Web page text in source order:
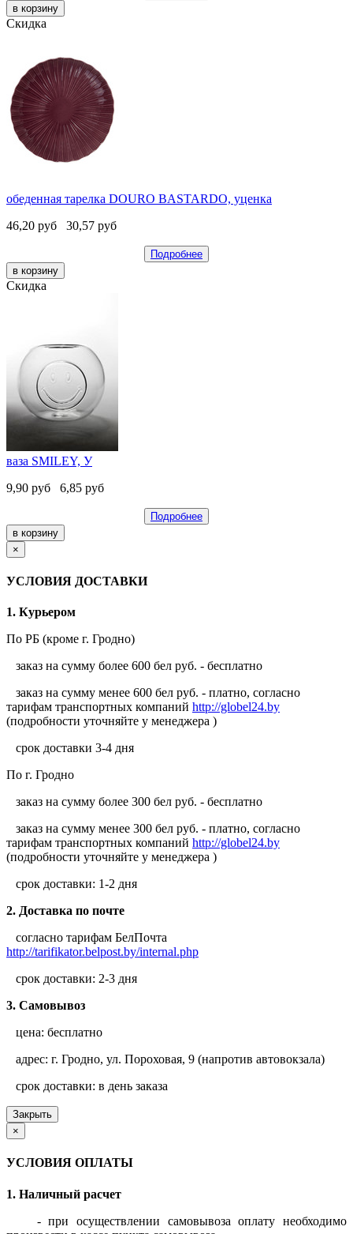
Скидка
обеденная тарелка DOURO BASTARDO, уценка
46,20 руб 30,57 руб
Подробнее
Скидка
ваза SMILEY, У
9,90 руб 6,85 руб
Подробнее
×
УСЛОВИЯ ДОСТАВКИ
1. Курьером
По РБ (кроме г. Гродно)
заказ на сумму более 600 бел руб. - бесплатно
заказ на сумму менее 600 бел руб. - платно, согласно
тарифам транспортных компаний http://globel24.by
(подробности уточняйте у менеджера )
срок доставки 3-4 дня
По г. Гродно
заказ на сумму более 300 бел руб. - бесплатно
заказ на сумму менее 300 бел руб. - платно, согласно
тарифам транспортных компаний http://globel24.by
(подробности уточняйте у менеджера )
срок доставки: 1-2 дня
2. Доставка по почте
согласно тарифам БелПочта
http://tarifikator.belpost.by/internal.php
срок доставки: 2-3 дня
3. Самовывоз
цена: бесплатно
адрес: г. Гродно, ул. Пороховая, 9 (напротив автовокзала)
срок доставки: в день заказа
Закрыть
×
УСЛОВИЯ ОПЛАТЫ
1. Наличный расчет
- при осуществлении самовывоза оплату необходимо